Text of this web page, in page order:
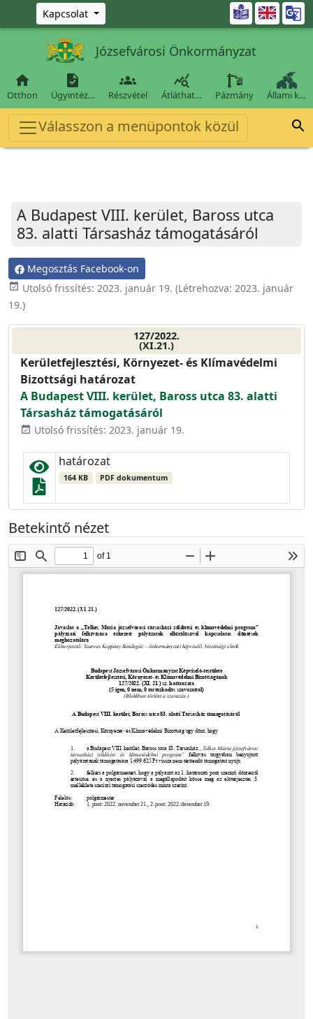
Ugrás a fő tartalomra
Kapcsolat 
Józsefvárosi Önkormányzat

Otthon

Ügyintéz…

Részvétel

Átláthat… Pázmány Állami k…
Válasszon a menüpontok közül 
A Budapest VIII. kerület, Baross utca
83. alatti Társasház támogatásáról
Megosztás Facebook-on
event_available Utolsó frissítés: 2023. január 19. (Létrehozva: 2023. január
19.)
127/2022.
(XI.21.)
Kerületfejlesztési, Környezet- és Klímavédelmi
Bizottsági határozat
A Budapest VIII. kerület, Baross utca 83. alatti
Társasház támogatásáról
event_available Utolsó frissítés: 2023. január 19.
határozat
164 KB PDF dokumentum
Betekintő nézet